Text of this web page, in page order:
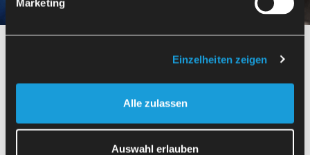
Marketing
Einzelheiten zeigen
Alle zulassen
Auswahl erlauben